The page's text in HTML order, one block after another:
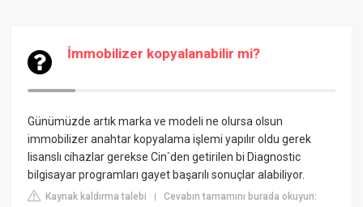
İmmobilizer kopyalanabilir mi?
Günümüzde artık marka ve modeli ne olursa olsun
immobilizer anahtar kopyalama işlemi yapılır oldu gerek
lisanslı cihazlar gerekse Cin`den getirilen bi Diagnostic
bilgisayar programları gayet başarılı sonuçlar alabiliyor.
Kaynak kaldırma talebi |Cevabın tamamını burada okuyun: